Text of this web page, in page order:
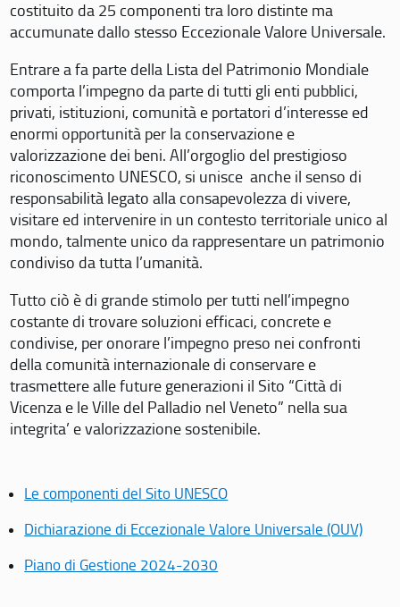
costituito da 25 componenti tra loro distinte ma
accumunate dallo stesso Eccezionale Valore Universale.
Entrare a fa parte della Lista del Patrimonio Mondiale
comporta l’impegno da parte di tutti gli enti pubblici,
privati, istituzioni, comunità e portatori d’interesse ed
enormi opportunità per la conservazione e
valorizzazione dei beni. All’orgoglio del prestigioso
riconoscimento UNESCO, si unisce anche il senso di
responsabilità legato alla consapevolezza di vivere,
visitare ed intervenire in un contesto territoriale unico al
mondo, talmente unico da rappresentare un patrimonio
condiviso da tutta l’umanità.
Tutto ciò è di grande stimolo per tutti nell’impegno
costante di trovare soluzioni efficaci, concrete e
condivise, per onorare l’impegno preso nei confronti
della comunità internazionale di conservare e
trasmettere alle future generazioni il Sito “Città di
Vicenza e le Ville del Palladio nel Veneto” nella sua
integrita’ e valorizzazione sostenibile.
Le componenti del Sito UNESCO
Dichiarazione di Eccezionale Valore Universale (OUV)
Piano di Gestione 2024-2030